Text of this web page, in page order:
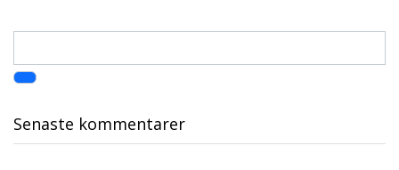
Senaste kommentarer